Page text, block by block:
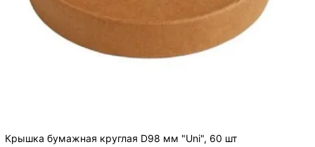
Крышка бумажная круглая D98 мм "Uni", 60 шт